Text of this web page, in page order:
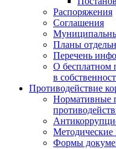
Распоряжения
Соглашения
Планы
Перечень
О бесплатном
в
Противодействие
Нормативные
Методические
Формы